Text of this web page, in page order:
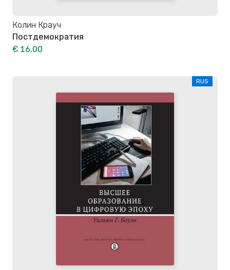
Колин Крауч
Постдемократия
€ 16,00
RUS